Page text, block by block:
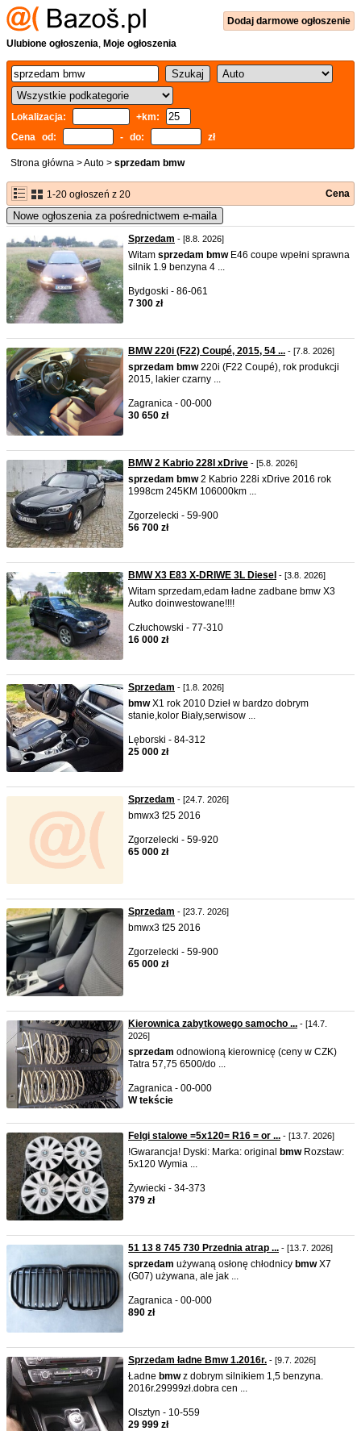
Dodaj darmowe ogłoszenie
Ulubione ogłoszenia, Moje ogłoszenia
Lokalizacja:
+km:
Cena od:
- do: zł
Strona główna >Auto > sprzedam bmw
1-20 ogłoszeń z 20 Cena
Nowe ogłoszenia za pośrednictwem e-maila
Sprzedam - [8.8. 2026]
Witam sprzedam bmwE46 coupe wpełni sprawna
silnik 1.9 benzyna 4 ...
Bydgoski - 86-061
7 300 zł
BMW 220i (F22) Coupé, 2015, 54 ... - [7.8. 2026]
sprzedam bmw220i (F22 Coupé), rok produkcji
2015, lakier czarny ...
Zagranica - 00-000
30 650 zł
BMW 2 Kabrio 228I xDrive - [5.8. 2026]
sprzedam bmw2 Kabrio 228i xDrive 2016 rok
1998cm 245KM 106000km ...
Zgorzelecki - 59-900
56 700 zł
BMW X3 E83 X-DRIWE 3L Diesel - [3.8. 2026]
Witam sprzedam,edam ładne zadbane bmw X3
Autko doinwestowane!!!!
Człuchowski - 77-310
16 000 zł
Sprzedam - [1.8. 2026]
bmwX1 rok 2010 Dzieł w bardzo dobrym
stanie,kolor Biały,serwisow ...
Lęborski - 84-312
25 000 zł
Sprzedam - [24.7. 2026]
bmwx3 f25 2016
Zgorzelecki - 59-920
65 000 zł
Sprzedam - [23.7. 2026]
bmwx3 f25 2016
Zgorzelecki - 59-900
65 000 zł
Kierownica zabytkowego samocho ... - [14.7.
2026]
sprzedam odnowioną kierownicę (ceny w CZK)
Tatra 57,75 6500/do ...
Zagranica - 00-000
W tekście
Felgi stalowe =5x120= R16 = or ... - [13.7. 2026]
!Gwarancja! Dyski: Marka: original bmwRozstaw:
5x120 Wymia ...
Żywiecki - 34-373
379 zł
51 13 8 745 730 Przednia atrap ... - [13.7. 2026]
sprzedam używaną osłonę chłodnicy bmwX7
(G07) używana, ale jak ...
Zagranica - 00-000
890 zł
Sprzedam ładne Bmw 1.2016r. - [9.7. 2026]
Ładne bmwz dobrym silnikiem 1,5 benzyna.
2016r.29999zł.dobra cen ...
Olsztyn - 10-559
29 999 zł